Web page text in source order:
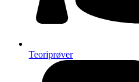
Teoriprøver